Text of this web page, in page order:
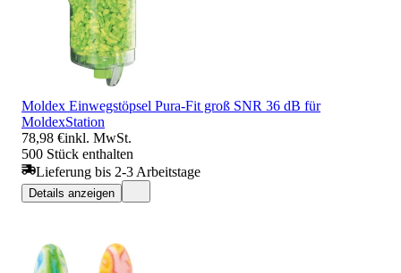
Moldex Einwegstöpsel Pura-Fit groß SNR 36 dB für
MoldexStation
78,98 €inkl. MwSt.
500 Stück enthalten
Lieferung bis 2-3 Arbeitstage
Details anzeigen